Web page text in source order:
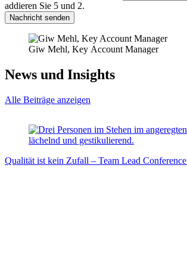
addieren Sie 5 und 2.
Nachricht senden
Giw Mehl, Key Account Manager
News und Insights
Alle Beiträge anzeigen
Qualität ist kein Zufall – Team Lead